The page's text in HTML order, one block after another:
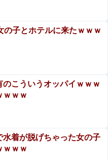
の子とホテルに来たｗｗｗ
のこういうオッパイｗｗｗ
ｗｗｗ
水着が脱げちゃった女の子
ｗｗｗ